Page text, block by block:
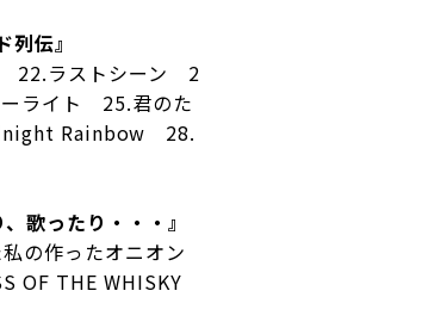
伝』
22.ラストシーン 2
ライト 25.君のた
Rainbow 28.
歌ったり・・・』
の作ったオニオン
OF THE WHISKY